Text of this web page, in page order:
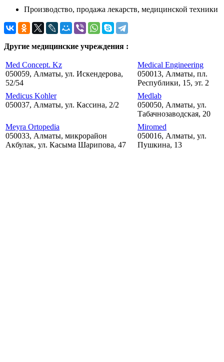
Производство, продажа лекарств, медицинской техники
Другие медицинские учреждения :
Med Concept. Kz
050059, Алматы, ул. Искендерова,
52/54
Medical Engineering
050013, Алматы, пл.
Республики, 15, эт. 2
Medicus Kohler
050037, Алматы, ул. Кассина, 2/2
Medlab
050050, Алматы, ул.
Табачнозаводская, 20
Meyra Ortopedia
050033, Алматы, микрорайон
Акбулак, ул. Касыма Шарипова, 47
Miromed
050016, Алматы, ул.
Пушкина, 13